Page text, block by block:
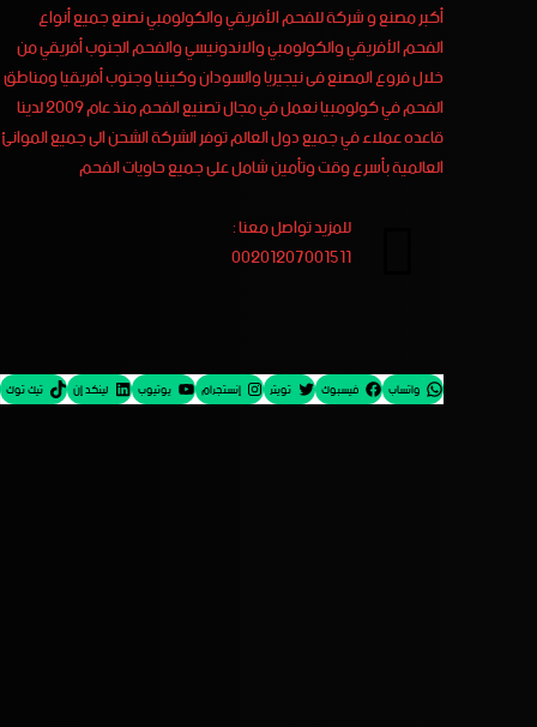
أكبر مصنع و شركة للفحم الأفريقي والكولومبي نصنع جميع أنواع
الفحم الأفريقي والكولومبي والاندونيسي والفحم الجنوب أفريقي من
خلال فروع المصنع فى نيجيريا والسودان وكينيا وجنوب أفريقيا ومناطق
الفحم في كولومبيا نعمل في مجال تصنيع الفحم منذ عام 2009 لدينا
قاعده عملاء في جميع دول العالم توفر الشركة الشحن الى جميع الموانئ
العالمية بأسرع وقت وتأمين شامل على جميع حاويات الفحم
للمزيد تواصل معنا :
00201207001511
واتساب فيسبوك تويتر إنستجرام يوتيوب لينكد إن تيك توك